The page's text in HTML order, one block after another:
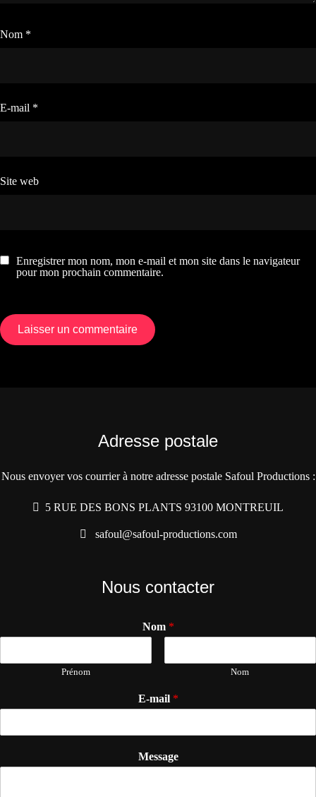
Nom *
E-mail *
Site web
Enregistrer mon nom, mon e-mail et mon site dans le navigateur
pour mon prochain commentaire.
Adresse postale
Nous envoyer vos courrier à notre adresse postale Safoul Productions :
5 RUE DES BONS PLANTS 93100 MONTREUIL
safoul@safoul-productions.com
Nous contacter
Nom *
Prénom Nom
E-mail *
Message